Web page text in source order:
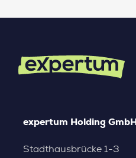
expertum Holding GmbH
Stadthausbrücke 1-3